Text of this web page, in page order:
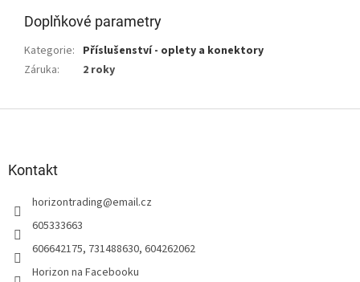
Doplňkové parametry
Kategorie: Příslušenství - oplety a konektory
Záruka: 2 roky
Kontakt
horizontrading@email.cz
605333663
606642175, 731488630, 604262062
Horizon na Facebooku